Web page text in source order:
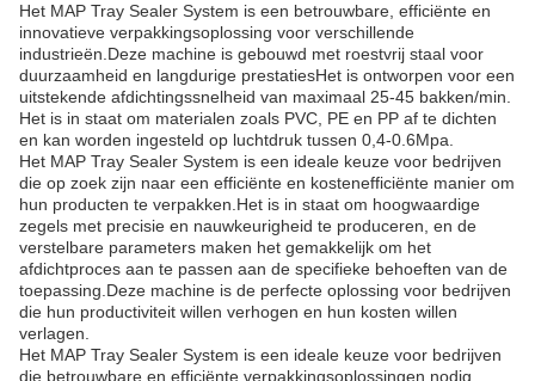
Het MAP Tray Sealer System is een betrouwbare, efficiënte en
innovatieve verpakkingsoplossing voor verschillende
industrieën.Deze machine is gebouwd met roestvrij staal voor
duurzaamheid en langdurige prestatiesHet is ontworpen voor een
uitstekende afdichtingssnelheid van maximaal 25-45 bakken/min.
Het is in staat om materialen zoals PVC, PE en PP af te dichten
en kan worden ingesteld op luchtdruk tussen 0,4-0.6Mpa.
Het MAP Tray Sealer System is een ideale keuze voor bedrijven
die op zoek zijn naar een efficiënte en kostenefficiënte manier om
hun producten te verpakken.Het is in staat om hoogwaardige
zegels met precisie en nauwkeurigheid te produceren, en de
verstelbare parameters maken het gemakkelijk om het
afdichtproces aan te passen aan de specifieke behoeften van de
toepassing.Deze machine is de perfecte oplossing voor bedrijven
die hun productiviteit willen verhogen en hun kosten willen
verlagen.
Het MAP Tray Sealer System is een ideale keuze voor bedrijven
die betrouwbare en efficiënte verpakkingsoplossingen nodig